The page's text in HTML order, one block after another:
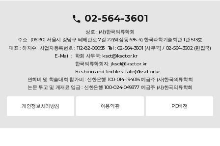
02-564-3601
상호 : (사)한국의류학회
주소 : [06130] 서울시 강남구 테헤란로 7길 22(역삼동 635-4) 한국과학기술회관 1관 513호
대표 : 하지수 사업자등록번호 : 112-82-06093 Tel : 02-564-3601 (사무국) / 02-564-3602 (편집국)
E-Mail : 학회 사무국: ksct@ksct.or.kr
한국의류학회지: jksct@ksct.or.kr
Fashion and Textiles: fate@ksct.or.kr
연회비 및 학술대회 참가비 : 신한은행 100-014-194016 예금주 (사)한국의류학회
논문 투고 및 게재료 입금 : 신한은행 100-024-049377 예금주 (사)한국의류학회
개인정보처리방침 이용약관 PC버전